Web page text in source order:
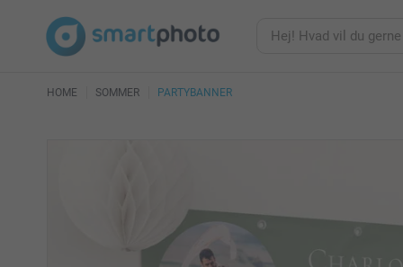
HOME SOMMER PARTYBANNER